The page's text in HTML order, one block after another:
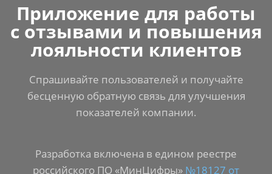
Приложение для работы
с отзывами и повышения
лояльности клиентов
Спрашивайте пользователей и получайте
бесценную обратную связь для улучшения
показателей компании.
Разработка включена в едином реестре
российского ПО «МинЦифры» №18127 от